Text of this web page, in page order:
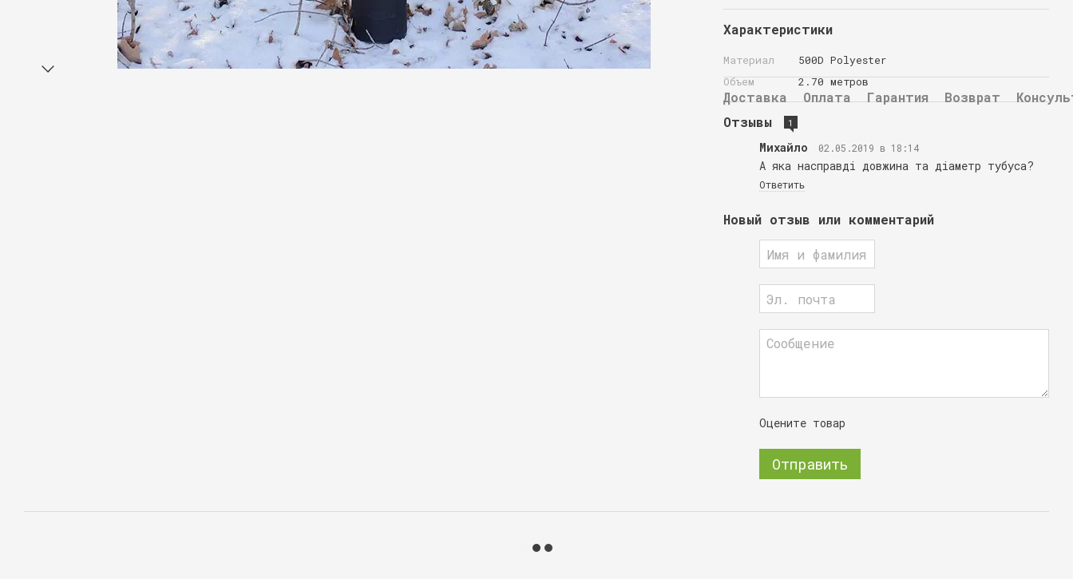
Характеристики
Материал
500D Polyester
Объем
2.70 метров
Доставка Оплата Гарантия Возврат
Отзывы
1
Михайло 02.05.2019 в 18:14
А яка насправді довжина та діаметр тубуса?
Ответить
Новый отзыв или комментарий
Оцените товар
Отправить